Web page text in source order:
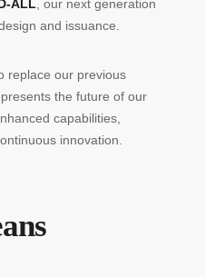
ALL , our next generation
and issuance.
replace our previous
the future of our
capabilities,
innovation.